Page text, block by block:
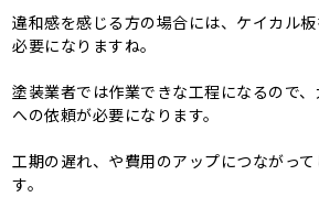
違和感を感じる方の場合には、ケイカル
必要になりますね。
塗装業者では作業できな工程になるので
への依頼が必要になります。
工期の遅れ、や費用のアップにつながっ
す。